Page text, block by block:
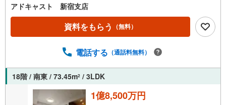
アドキャスト 新宿支店
資料をもらう （無料）
電話する （通話料無料）
18階 / 南東 / 73.45m2 / 3LDK
1億8,500万円